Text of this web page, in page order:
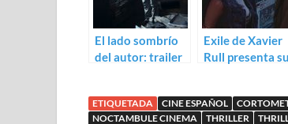
El lado sombrío
del autor: trailer
Exile de Xavier
Rull presenta su
ETIQUETADA CINE ESPAÑOL
NOCTAMBULE CINEMA
THRILLER